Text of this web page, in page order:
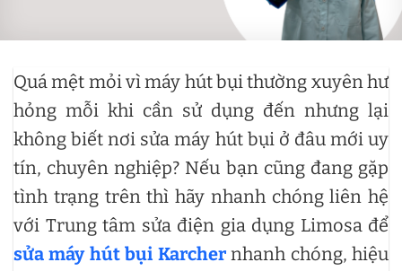
Quá mệt mỏi vì máy hút bụi thường xuyên hư
hỏng mỗi khi cần sử dụng đến nhưng lại
không biết nơi sửa máy hút bụi ở đâu mới uy
tín, chuyên nghiệp? Nếu bạn cũng đang gặp
tình trạng trên thì hãy nhanh chóng liên hệ
với Trung tâm sửa điện gia dụng Limosa để
sửa máy hút bụi Karchernhanh chóng, hiệu